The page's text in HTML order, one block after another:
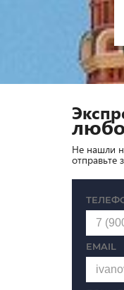
Не нашли
отправьте
EMAIL